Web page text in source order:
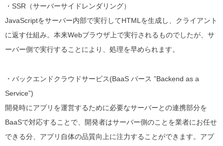
・SSR（サーバーサイドレンダリング）
JavaScriptをサーバー内部で実行してHTMLを生成し、クライアント
に返す仕組み。本来Webブラウザ上で実行されるものでしたが、サ
ーバー側で実行することにより、処理を早められます。
・バックエンドクラウドサービス(BaaS バース ”Backend as a
Service”)
開発時にアプリを運営するために必要なサーバーとの連携部分を
BaaSで対応することで、開発者はサーバー側のことを業者にお任せ
できる分、アプリ自体の品質向上に注力することができます。アプ